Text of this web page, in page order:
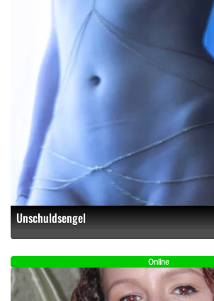
Unschuldsengel
Online